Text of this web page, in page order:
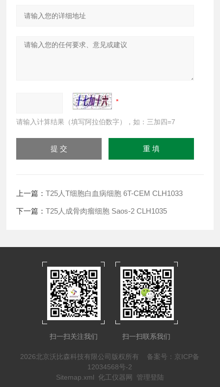
请输入计算结果（填写阿拉伯数字），如：三加四=7
上一篇：T25人T细胞白血病细胞 6T-CEM CLH1033
下一篇：T25人成骨肉瘤细胞 Saos-2 CLH1035
扫一扫关注我们 扫一扫联系我们
2026北京沃比森科技有限公司版权所有 备案号：京ICP备
12034568号-2
Sitemap.xml 化工仪器网 管理登陆